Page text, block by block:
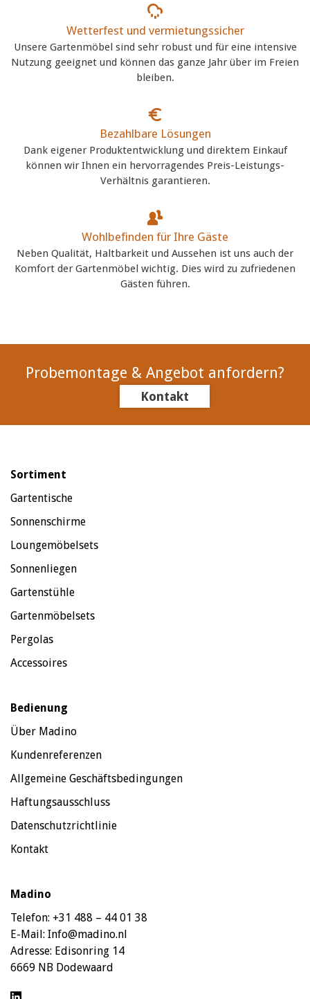
Wetterfest und vermietungssicher
Unsere Gartenmöbel sind sehr robust und für eine intensive
Nutzung geeignet und können das ganze Jahr über im Freien
bleiben.
Bezahlbare Lösungen
Dank eigener Produktentwicklung und direktem Einkauf
können wir Ihnen ein hervorragendes Preis-Leistungs-
Verhältnis garantieren.
Wohlbefinden für Ihre Gäste
Neben Qualität, Haltbarkeit und Aussehen ist uns auch der
Komfort der Gartenmöbel wichtig. Dies wird zu zufriedenen
Gästen führen.
Probemontage & Angebot anfordern?
Kontakt
Sortiment
Gartentische
Sonnenschirme
Loungemöbelsets
Sonnenliegen
Gartenstühle
Gartenmöbelsets
Pergolas
Accessoires
Bedienung
Über Madino
Kundenreferenzen
Allgemeine Geschäftsbedingungen
Haftungsausschluss
Datenschutzrichtlinie
Kontakt
Madino
Telefon: +31 488 – 44 01 38
E-Mail: Info@madino.nl
Adresse: Edisonring 14
6669 NB Dodewaard